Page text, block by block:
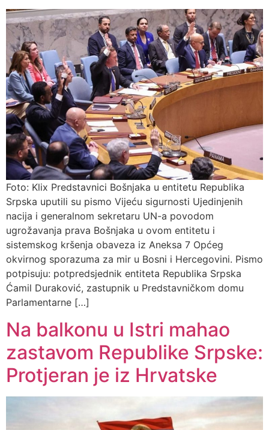
Foto: Klix Predstavnici Bošnjaka u entitetu Republika
Srpska uputili su pismo Vijeću sigurnosti Ujedinjenih
nacija i generalnom sekretaru UN-a povodom
ugrožavanja prava Bošnjaka u ovom entitetu i
sistemskog kršenja obaveza iz Aneksa 7 Općeg
okvirnog sporazuma za mir u Bosni i Hercegovini. Pismo
potpisuju: potpredsjednik entiteta Republika Srpska
Ćamil Duraković, zastupnik u Predstavničkom domu
Parlamentarne […]
Na balkonu u Istri mahao
zastavom Republike Srpske:
Protjeran je iz Hrvatske